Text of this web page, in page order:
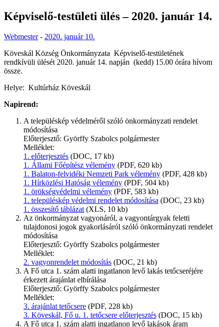
Képviselő-testületi ülés – 2020. január 14.
Webmester- 2020. január 10.
Köveskál Község Önkormányzata Képviselő-testületének
rendkívüli ülését 2020. január 14. napján (kedd) 15.00 órára hívom
össze.
Helye: Kultúrház Köveskál
Napirend:
A településkép védelméről szóló önkormányzati rendelet
módosítása
Előterjesztő: Györffy Szabolcs polgármester
Melléklet:
1. előterjesztés (DOC, 17 kb)
1. Állami Főépítész vélemény (PDF, 620 kb)
1. Balaton-felvidéki Nemzeti Park vélemény (PDF, 428 kb)
1. Hírközlési Hatóság vélemény (PDF, 504 kb)
1. örökségvédelmi vélemény (PDF, 583 kb)
1. településkép védelmi rendelet módosítása (DOC, 23 kb)
1. összesítő táblázat(XLS, 10 kb)
Az önkormányzat vagyonáról, a vagyontárgyak feletti
tulajdonosi jogok gyakorlásáról szóló önkormányzati rendelet
módosítása
Előterjesztő: Györffy Szabolcs polgármester
Melléklet:
2. vagyonrendelet módosítás (DOC, 21 kb)
A Fő utca 1. szám alatti ingatlanon levő lakás tetőcseréjére
érkezett árajánlat elbírálása
Előterjesztő: Györffy Szabolcs polgármester
Melléklet:
3. árajánlat tetőcsere (PDF, 228 kb)
3. Köveskál, Fő u. 1. tetőcsere előterjesztés (DOC, 15 kb)
A Fő utca 1. szám alatti ingatlanon levő lakások áram